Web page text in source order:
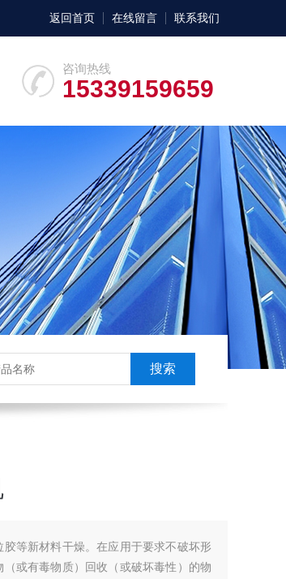
返回首页 在线留言 联系我们
咨询热线
15339159659
等新材料干燥。在应用于要求不破坏形
或有毒物质）回收（或破坏毒性）的物